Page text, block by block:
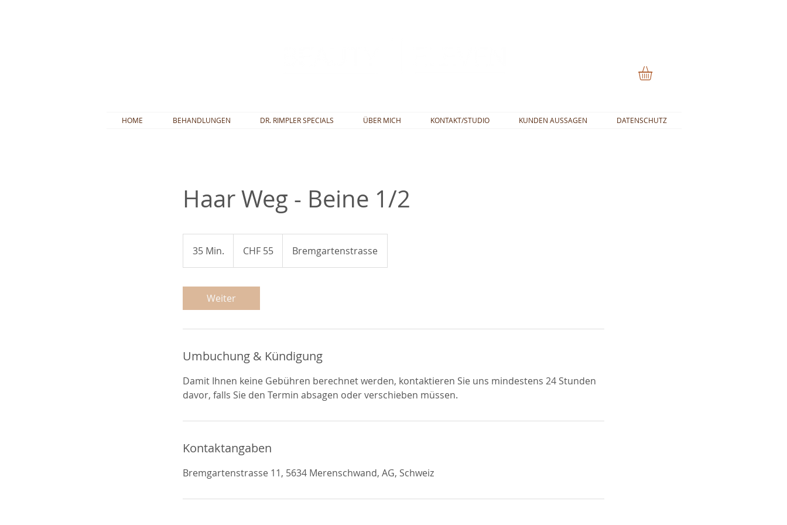
HOME BEHANDLUNGEN DR. RIMPLER SPECIALS ÜBER MICH KONTAKT/STUDIO KUNDEN AUSSAGEN DATENSCHUTZ
Haar Weg - Beine 1/2
35 Min.
5
i
n
Franken
CHF 55 Bremgartenstrasse
Weiter
Umbuchung & Kündigung
Damit Ihnen keine Gebühren berechnet werden, kontaktieren Sie uns mindestens 24 Stunden
davor, falls Sie den Termin absagen oder verschieben müssen.
Kontaktangaben
Bremgartenstrasse 11, 5634 Merenschwand, AG, Schweiz